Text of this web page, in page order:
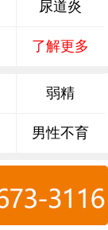
尿道炎
了解更多
弱精
男性不育